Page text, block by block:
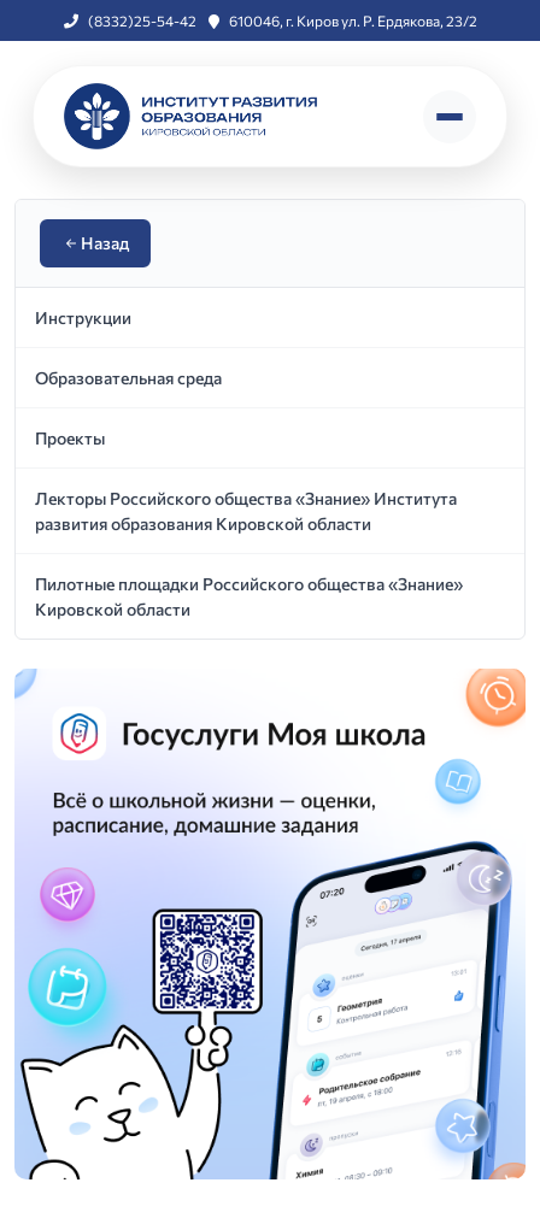
(8332)25-54-42 610046, г. Киров ул. Р. Ердякова, 23/2
Назад
Инструкции
Образовательная среда
Проекты
Лекторы Российского общества «Знание» Института
развития образования Кировской области
Пилотные площадки Российского общества «Знание»
Кировской области